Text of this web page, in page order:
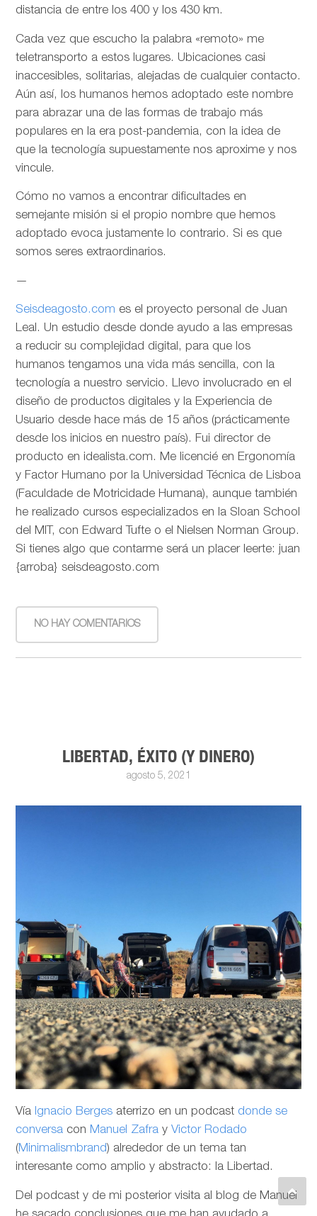
distancia de entre los 400 y los 430 km.
Cada vez que escucho la palabra «remoto» me
teletransporto a estos lugares. Ubicaciones casi
inaccesibles, solitarias, alejadas de cualquier contacto.
Aún así, los humanos hemos adoptado este nombre
para abrazar una de las formas de trabajo más
populares en la era post-pandemia, con la idea de
que la tecnología supuestamente nos aproxime y nos
vincule.
Cómo no vamos a encontrar dificultades en
semejante misión si el propio nombre que hemos
adoptado evoca justamente lo contrario. Si es que
somos seres extraordinarios.
—
Seisdeagosto.com es el proyecto personal de Juan
Leal. Un estudio desde donde ayudo a las empresas
a reducir su complejidad digital, para que los
humanos tengamos una vida más sencilla, con la
tecnología a nuestro servicio. Llevo involucrado en el
diseño de productos digitales y la Experiencia de
Usuario desde hace más de 15 años (prácticamente
desde los inicios en nuestro país). Fui director de
producto en idealista.com. Me licencié en Ergonomía
y Factor Humano por la Universidad Técnica de Lisboa
(Faculdade de Motricidade Humana), aunque también
he realizado cursos especializados en la Sloan School
del MIT, con Edward Tufte o el Nielsen Norman Group.
Si tienes algo que contarme será un placer leerte: juan
{arroba} seisdeagosto.com
NO HAY COMENTARIOS
LIBERTAD, ÉXITO (Y DINERO)
agosto 5, 2021
Vía Ignacio Berges aterrizo en un podcast donde se
conversa con Manuel Zafra y Victor Rodado
(Minimalismbrand) alrededor de un tema tan
interesante como amplio y abstracto: la Libertad.
Del podcast y de mi posterior visita al blog de Manuel